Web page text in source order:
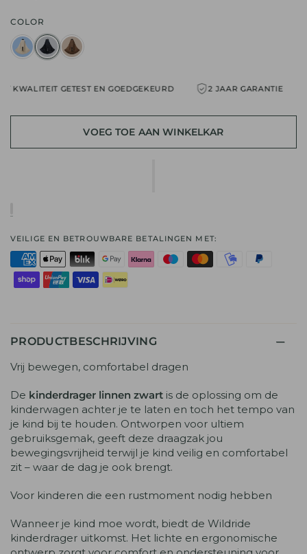
COLOR
GETEST EN GOEDGEKEURD 2 JAAR GARANTIE
VOEG TOE AAN WINKELKAR
VEILIGE EN BETROUWBARE BETALINGEN MET:
PRODUCTBESCHRIJVING
Vrij bewegen, comfortabel dragen
De kinderdrager linnen zwart is de oplossing om de
kinderwagen achter je te laten en toch het tempo van
je kind bij te houden. Ontworpen voor ultiem
gebruiksgemak, geeft deze draagzak jou
bewegingsvrijheid terwijl je kind veilig en comfortabel
zit – waar de dag je ook brengt.
Voor kinderen die een rustmoment nodig hebben
Wanneer je kind moe wordt, biedt de Wildride
kinderdrager uitkomst. Het lichte en ergonomische